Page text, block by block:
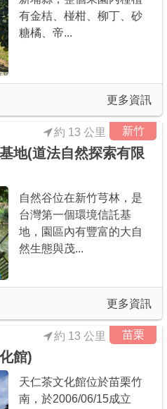
有金桔、椪柑、柳丁、砂
糖橘、帝...
更多資訊
新竹
地(道法自然探索有限
約 13 公里
自然谷位在新竹芎林，是
台灣第一個環境信託基
地，園區內有豐富的大自
然生態與茂...
更多資訊
苗栗
館)
約 13 公里
天仁茶文化館位於苗栗竹
南，於2006/06/15成立